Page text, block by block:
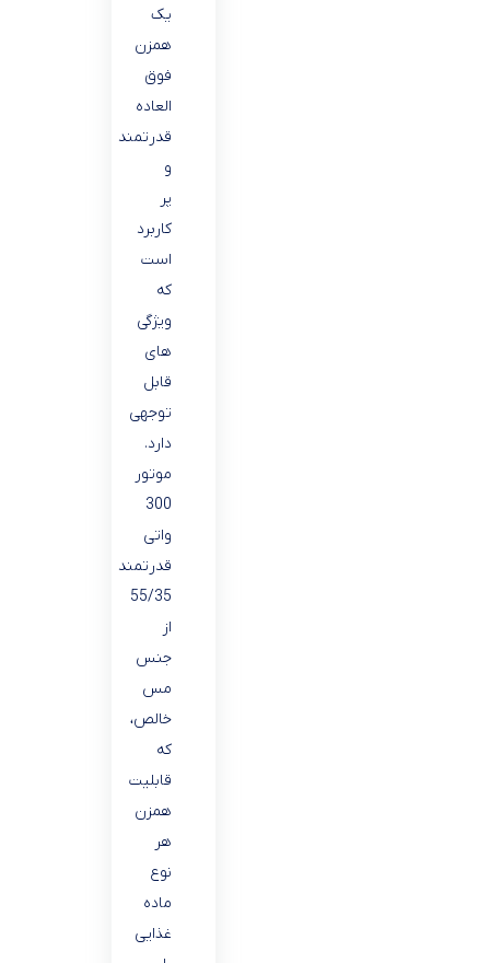
یک
همزن
فوق
العاده
قدرتمند
و
پر
کاربرد
است
که
ویژگی
های
قابل
توجهی
دارد.
موتور
300
واتی
قدرتمند
55/35
از
جنس
مس
خالص،
که
قابلیت
همزن
هر
نوع
ماده
غذایی